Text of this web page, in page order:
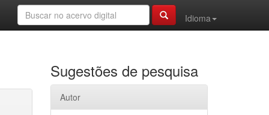
Idioma
Sugestões de pesquisa
Autor